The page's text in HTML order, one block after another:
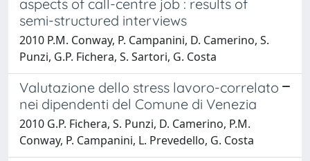
aspects of call-centre job : results of
semi-structured interviews
2010 P.M. Conway, P. Campanini, D. Camerino, S.
Punzi, G.P. Fichera, S. Sartori, G. Costa
Valutazione dello stress lavoro-correlato
nei dipendenti del Comune di Venezia
2010 G.P. Fichera, S. Punzi, D. Camerino, P.M.
Conway, P. Campanini, L. Prevedello, G. Costa